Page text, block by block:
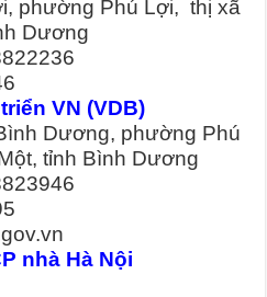
phường Phú Lợi, thị xã
Dương
VN (VDB)
Dương, phường Phú
tỉnh Bình Dương
nhà Hà Nội